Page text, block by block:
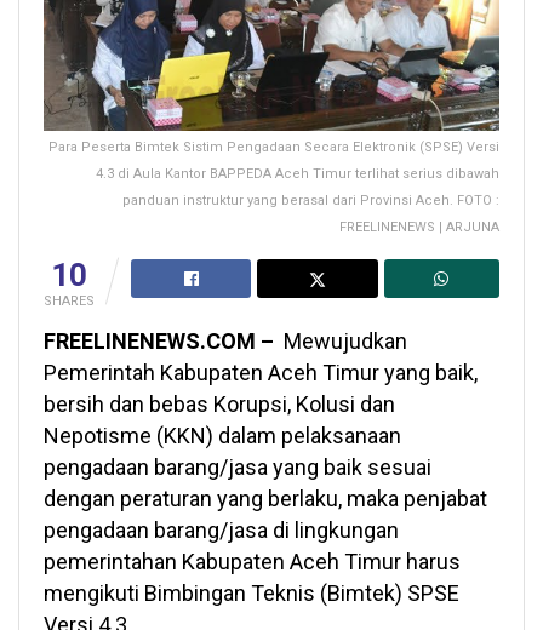
Para Peserta Bimtek Sistim Pengadaan Secara Elektronik (SPSE) Versi
4.3 di Aula Kantor BAPPEDA Aceh Timur terlihat serius dibawah
panduan instruktur yang berasal dari Provinsi Aceh. FOTO :
FREELINENEWS | ARJUNA
10
SHARES
FREELINENEWS.COM – Mewujudkan
Pemerintah Kabupaten Aceh Timur yang baik,
bersih dan bebas Korupsi, Kolusi dan
Nepotisme (KKN) dalam pelaksanaan
pengadaan barang/jasa yang baik sesuai
dengan peraturan yang berlaku, maka penjabat
pengadaan barang/jasa di lingkungan
pemerintahan Kabupaten Aceh Timur harus
mengikuti Bimbingan Teknis (Bimtek) SPSE
Versi 4.3.